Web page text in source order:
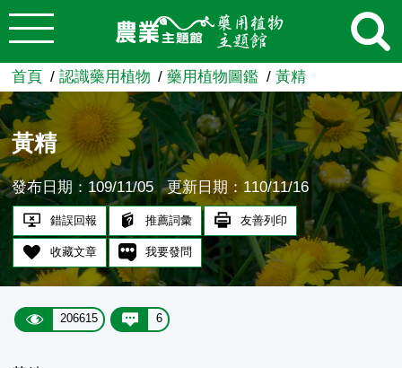
跳到主要內容
農業知識入口網
首頁 認識藥用植物 藥用植物圖鑑 黃精
黃精
發布日期：109/11/05 更新日期：110/11/16
錯誤回報 推薦詞彙 友善列印
收藏文章 我要發問
206615 6